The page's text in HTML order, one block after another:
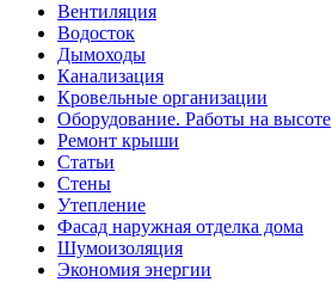
Вентиляция
Водосток
Дымоходы
Канализация
Кровельные организации
Оборудование. Работы на высоте
Ремонт крыши
Статьи
Стены
Утепление
Фасад наружная отделка дома
Шумоизоляция
Экономия энергии